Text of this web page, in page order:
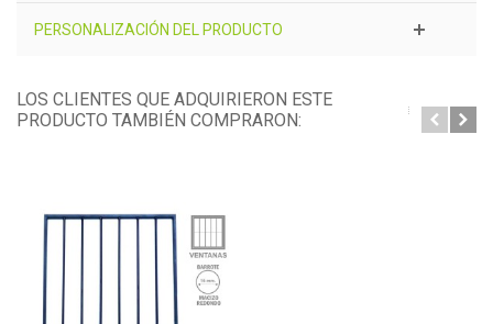
PERSONALIZACIÓN DEL PRODUCTO
LOS CLIENTES QUE ADQUIRIERON ESTE
PRODUCTO TAMBIÉN COMPRARON: